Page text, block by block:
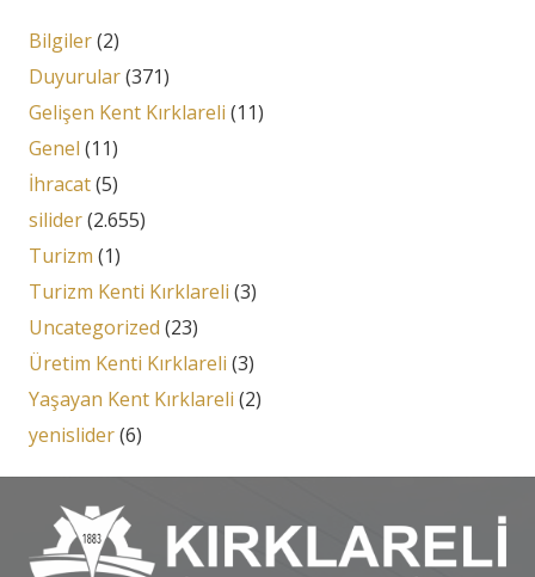
Bilgiler(2)
Duyurular(371)
Gelişen Kent Kırklareli (11)
Genel (11)
İhracat(5)
silider(2.655)
Turizm (1)
Turizm Kenti Kırklareli (3)
Uncategorized (23)
Üretim Kenti Kırklareli (3)
Yaşayan Kent Kırklareli (2)
yenislider(6)